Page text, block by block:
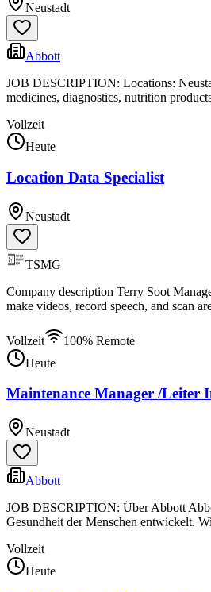
Neustadt
Abbott
JOB DESCRIPTION: Locations:
medicines, diagnostics, nutrition
Vollzeit
Heute
Location Data Specialist
Neustadt
TSMG
Company description Terry Soot
make videos, record speech, and scan
Vollzeit
100% Remote
Heute
Maintenance Manager /Leiter
Neustadt
Abbott
JOB DESCRIPTION: Über Abbott
Gesundheit der Menschen entwickelt.
Vollzeit
Heute